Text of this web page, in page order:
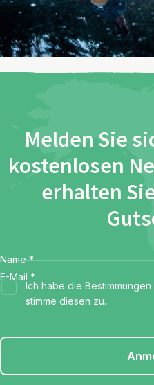
Melden Sie
kostenlosen
erhalten
Name *
E-Mail *
Ich habe die Bestimmungen
stimme diesen zu.